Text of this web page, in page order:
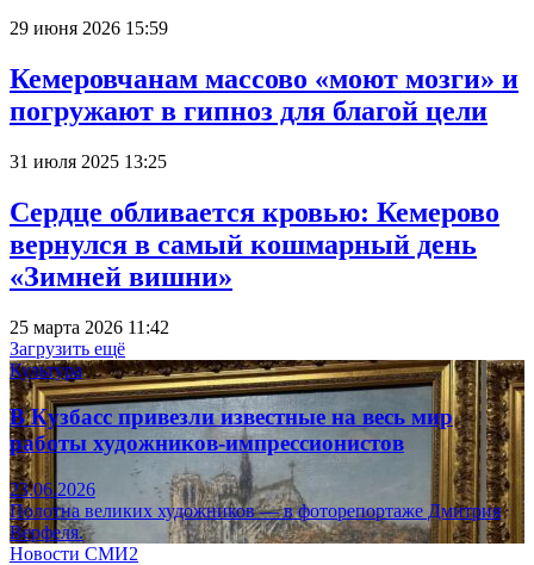
29 июня 2026 15:59
Кемеровчанам массово «моют мозги» и
погружают в гипноз для благой цели
31 июля 2025 13:25
Сердце обливается кровью: Кемерово
вернулся в самый кошмарный день
«Зимней вишни»
25 марта 2026 11:42
Загрузить ещё
Культура
В Кузбасс привезли известные на весь мир
работы художников-импрессионистов
23.06.2026
Полотна великих художников — в фоторепортаже Дмитрия
Верфеля.
Новости СМИ2